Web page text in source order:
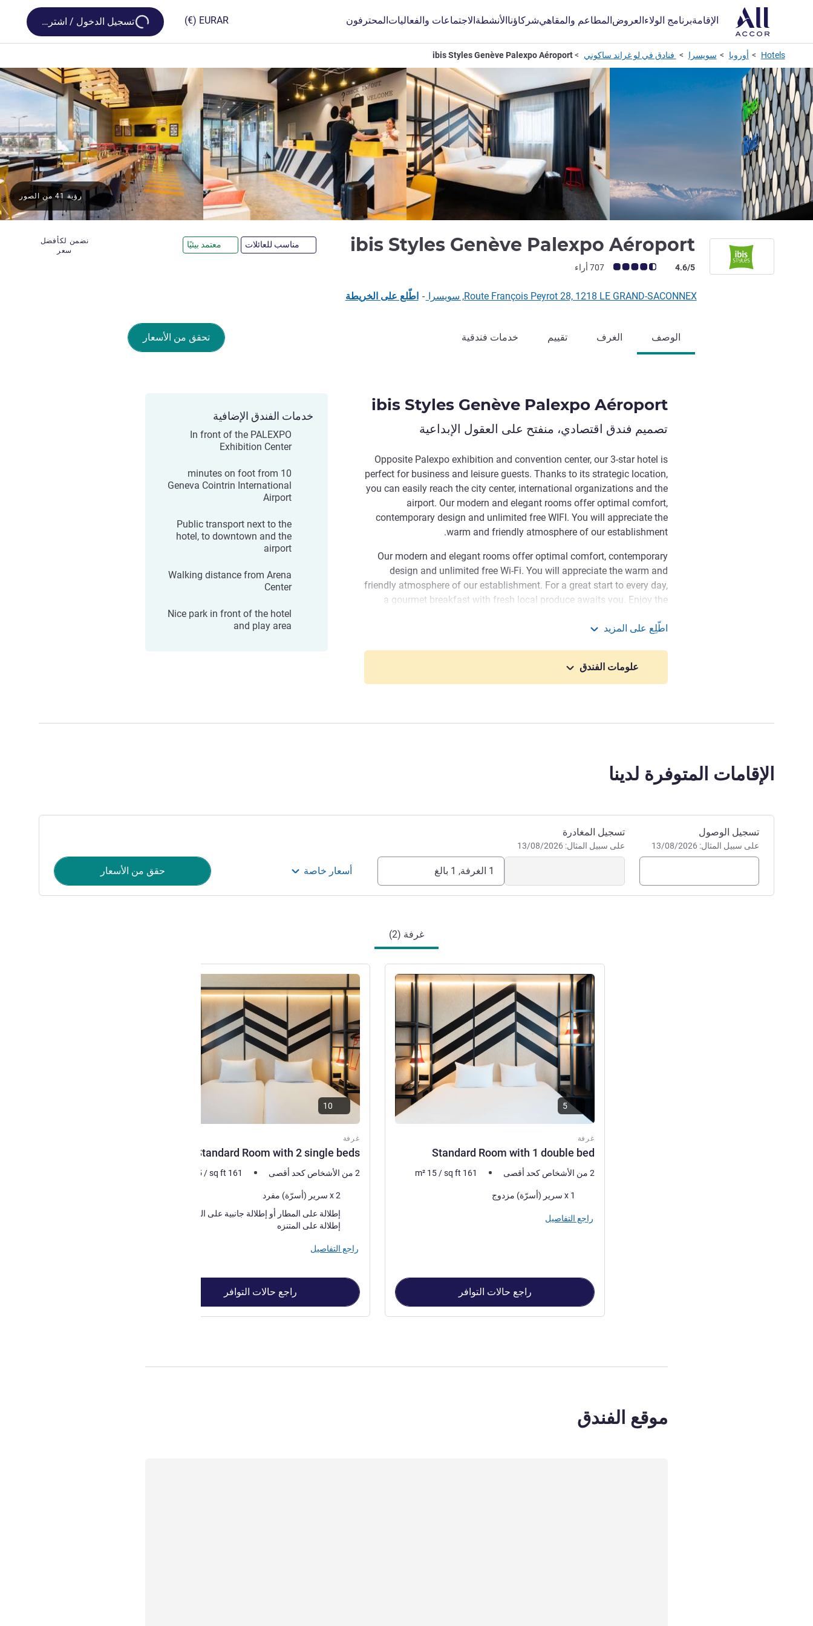
الإقامةبرنامج الولاءالعروضالمطاعم والمقاهيشركاؤناالأنشطةالاجتماعات والفعالياتالمحترفون AR
EUR
(€)
Loading...
تسجيل الدخول / اشترك
Hotels أوروبا سويسرا فنادق في لو غراند ساكوني ibis Styles Genève Palexpo Aéroport
ibis Styles Genève Palexpo Aéroport مناسب للعائلات معتمد بيئيًا
ملاحظة أراء العملاء (رأي ALL)
4.6/5 707 أراء
نضمن لكأفضل
سعر
رؤية 41 من الصور
Route François Peyrot 28, 1218 LE GRAND-SACONNEX, سويسرا - اطّلع على الخريطة
تحقق من الأسعار الوصف الغرف تقييم خدمات فندقية
ibis Styles Genève Palexpo Aéroport
تصميم فندق اقتصادي، منفتح على العقول الإبداعية
Opposite Palexpo exhibition and convention center, our 3-star hotel is
perfect for business and leisure guests. Thanks to its strategic location,
you can easily reach the city center, international organizations and the
airport. Our modern and elegant rooms offer optimal comfort,
contemporary design and unlimited free WIFI. You will appreciate the
warm and friendly atmosphere of our establishment.
Our modern and elegant rooms offer optimal comfort, contemporary
design and unlimited free Wi-Fi. You will appreciate the warm and
friendly atmosphere of our establishment. For a great start to every day,
a gourmet breakfast with fresh local produce awaits you. Enjoy the
make your stay unforgettable.
Palexpo airport hotel. Book now and savor an experience that
combines comfort, modernity, and practicality.
اطّلِع على المزيد
علومات الفندق
خدمات الفندق الإضافية
In front of the PALEXPO
Exhibition Center
10 minutes on foot from
Geneva Cointrin International
Airport
Public transport next to the
hotel, to downtown and the
airport
Walking distance from Arena
Center
Nice park in front of the hotel
and play area
الإقامات المتوفرة لدينا
احجز في هذا الفندق
تسجيل الوصول
على سبيل المثال: 13/08/2026
تسجيل المغادرة
على سبيل المثال: 13/08/2026
1 الغرفة, 1 بالغ أسعار خاصة حقق من الأسعار
غرفة (2)
غرفة
Standard Room with 1 double bed
راجع التفاصيل
5
2 من الأشخاص كحد أقصى m² 15 /sq ft 161
فرش السرير
1 x سرير (أسرّة) مزدوج
راجع التفاصيل
راجع حالات التوافر
غرفة
Standard Room with 2 single beds
راجع التفاصيل
2 من الأشخاص كحد أقصى 15 /sq ft 161
فرش السرير
2 x سرير (أسرّة) مفرد
المناظر:
إطلالة على المطار أو إطلالة جانبية على الفناء أو
إطلالة على المتنزه
راجع التفاصيل
راجع حالات التوافر
موقع الفندق